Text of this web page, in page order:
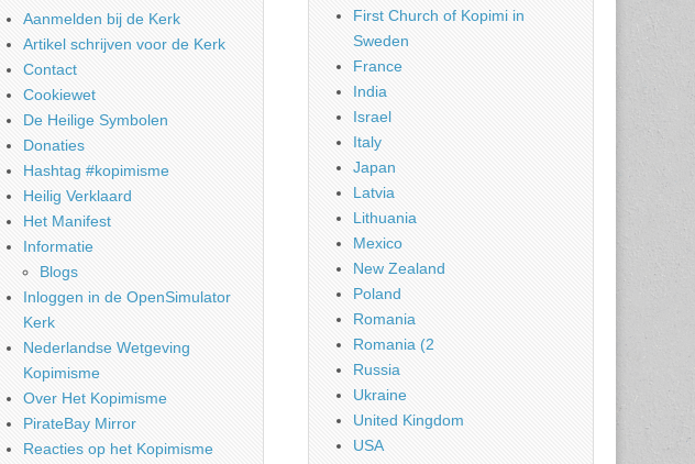
Aanmelden bij de Kerk
Artikel schrijven voor de Kerk
Contact
Cookiewet
De Heilige Symbolen
Donaties
Hashtag #kopimisme
Heilig Verklaard
Het Manifest
Informatie
Blogs
Inloggen in de OpenSimulator
Kerk
Nederlandse Wetgeving
Kopimisme
Over Het Kopimisme
PirateBay Mirror
Reacties op het Kopimisme
First Church of Kopimi in
Sweden
France
India
Israel
Italy
Japan
Latvia
Lithuania
Mexico
New Zealand
Poland
Romania
Romania (2
Russia
Ukraine
United Kingdom
USA